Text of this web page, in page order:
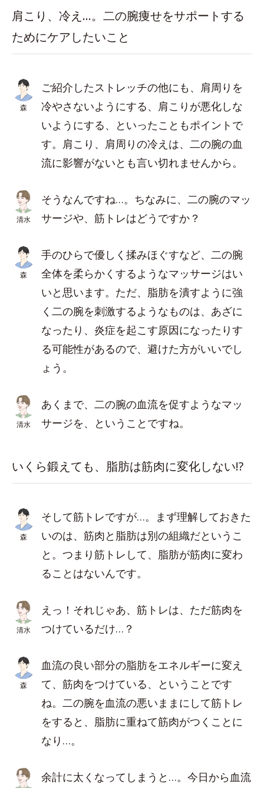
肩こり、冷え…。二の腕痩せをサポートする
ためにケアしたいこと
森
ご紹介したストレッチの他にも、肩周りを
冷やさないようにする、肩こりが悪化しな
いようにする、といったこともポイントで
す。肩こり、肩周りの冷えは、二の腕の血
流に影響がないとも言い切れませんから。
清水
そうなんですね…。ちなみに、二の腕のマッ
サージや、筋トレはどうですか？
森
手のひらで優しく揉みほぐすなど、二の腕
全体を柔らかくするようなマッサージはい
いと思います。ただ、脂肪を潰すように強
く二の腕を刺激するようなものは、あざに
なったり、炎症を起こす原因になったりす
る可能性があるので、避けた方がいいでし
ょう。
清水
あくまで、二の腕の血流を促すようなマッ
サージを、ということですね。
いくら鍛えても、脂肪は筋肉に変化しない!?
森
そして筋トレですが…。まず理解しておきた
いのは、筋肉と脂肪は別の組織だというこ
と。つまり筋トレして、脂肪が筋肉に変わ
ることはないんです。
清水
えっ！それじゃあ、筋トレは、ただ筋肉を
つけているだけ…？
森
血流の良い部分の脂肪をエネルギーに変え
て、筋肉をつけている、ということです
ね。二の腕を血流の悪いままにして筋トレ
をすると、脂肪に重ねて筋肉がつくことに
なり…。
余計に太くなってしまうと…。今日から血流